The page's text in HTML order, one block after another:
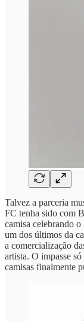
Talvez a parceria
FC tenha sido com
camisa celebrando
um dos últimos da
a comercialização
artista. O impasse
camisas finalmente